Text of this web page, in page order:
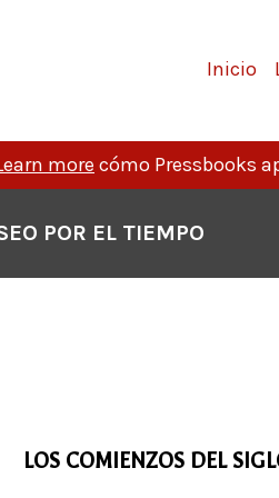
Inicio
more cómo Pressbooks
POR EL TIEMPO
LOS COMIENZOS DEL